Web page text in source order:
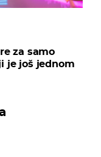
za samo
je još jednom